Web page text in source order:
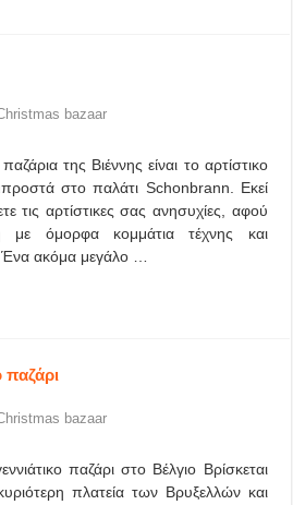
bazaar
της Βιέννης είναι το αρτίστικο
στο παλάτι Schonbrann. Εκεί
τις αρτίστικες σας ανησυχίες, αφού
με όμορφα κομμάτια τέχνης και
ακόμα μεγάλο …
παζάρι
bazaar
παζάρι στο Βέλγιο Βρίσκεται
πλατεία των Βρυξελλών και